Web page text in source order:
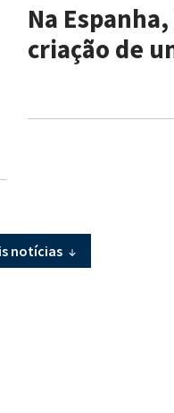
Na
criação de
notícias